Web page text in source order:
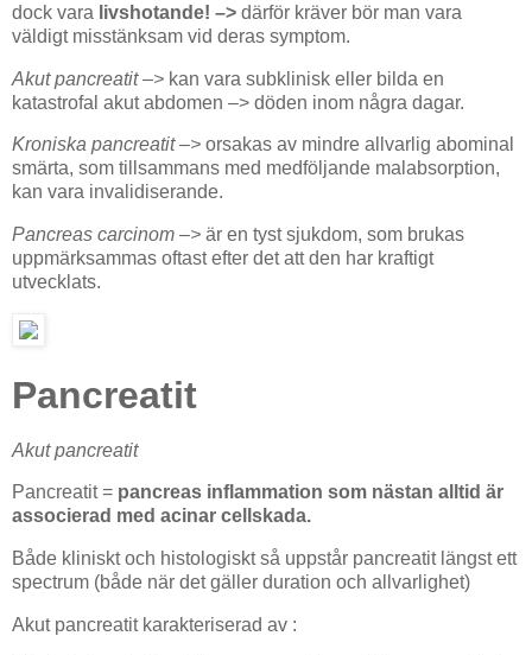
dock vara livshotande! –> därför kräver bör man vara
väldigt misstänksam vid deras symptom.
Akut pancreatit –> kan vara subklinisk eller bilda en
katastrofal akut abdomen –> döden inom några dagar.
Kroniska pancreatit –> orsakas av mindre allvarlig abominal
smärta, som tillsammans med medföljande malabsorption,
kan vara invalidiserande.
Pancreas carcinom –> är en tyst sjukdom, som brukas
uppmärksammas oftast efter det att den har kraftigt
utvecklats.
Pancreatit
Akut pancreatit
Pancreatit = pancreas inflammation som nästan alltid är
associerad med acinar cellskada.
Både kliniskt och histologiskt så uppstår pancreatit längst ett
spectrum (både när det gäller duration och allvarlighet)
Akut pancreatit karakteriserad av :